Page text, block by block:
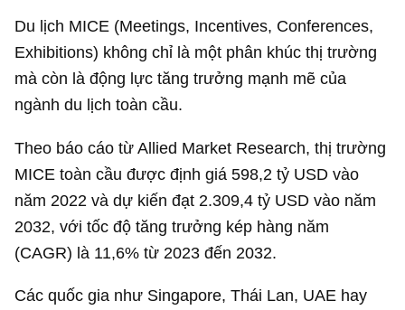
Du lịch MICE (Meetings, Incentives, Conferences,
Exhibitions) không chỉ là một phân khúc thị trường
mà còn là động lực tăng trưởng mạnh mẽ của
ngành du lịch toàn cầu.
Theo báo cáo từ Allied Market Research, thị trường
MICE toàn cầu được định giá598,2 tỷ USD vào
năm 2022 và dự kiến đạt 2.309,4 tỷ USD vào năm
2032, với tốc độ tăng trưởng kép hàng năm
(CAGR) là 11,6% từ 2023 đến 2032.
Các quốc gia như Singapore, Thái Lan, UAE hay